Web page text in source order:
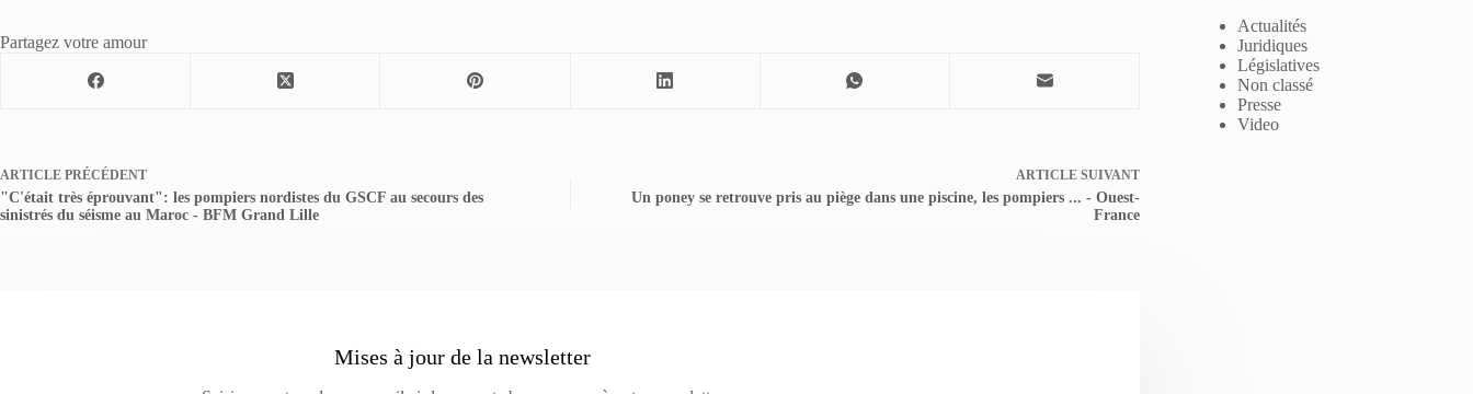
Partagez votre amour
ARTICLE PRÉCÉDENT
"C'était très éprouvant": les pompiers nordistes du GSCF au secours des
sinistrés du séisme au Maroc - BFM Grand Lille
ARTICLE SUIVANT
Un poney se retrouve pris au piège dans une piscine, les pompiers ... - Ouest-
France
Mises à jour de la newsletter
Actualités
Juridiques
Législatives
Non classé
Presse
Video